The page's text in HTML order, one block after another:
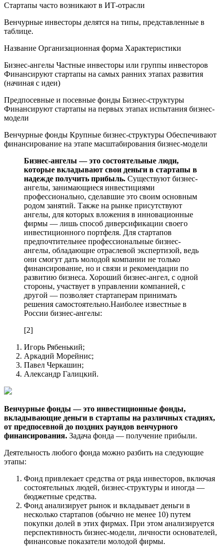
Стартапы часто возникают в ИТ-отрасли
Венчурные инвесторы делятся на типы, представленные в
таблице.
Название Организационная форма Характеристики
Бизнес-ангелы Частные инвесторы или группы инвесторов
Финансируют стартапы на самых ранних этапах развития
(начиная с идеи)
Предпосевные и посевные фонды Бизнес-структуры
Финансируют стартапы на первых этапах испытания бизнес-
модели
Венчурные фонды Крупные бизнес-структуры Обеспечивают
финансирование на этапе масштабирования бизнес-модели
Бизнес-ангелы — это состоятельные люди,
которые вкладывают свои деньги в стартапы в
надежде получить прибыль. Существуют бизнес-
ангелы, занимающиеся инвестициями
профессионально, сделавшие это своим основным
родом занятий. Также на рынке присутствуют
ангелы, для которых вложения в инновационные
фирмы — лишь способ диверсификации своего
инвестиционного портфеля. Для стартапов
предпочтительнее профессиональные бизнес-
ангелы, обладающие отраслевой экспертизой, ведь
они смогут дать молодой компании не только
финансирование, но и связи и рекомендации по
развитию бизнеса. Хороший бизнес-ангел, с одной
стороны, участвует в управлении компанией, с
другой — позволяет стартаперам принимать
решения самостоятельно.Наиболее известные в
России бизнес-ангелы:
[2]
Игорь Рябенький;
Аркадий Морейнис;
Павел Черкашин;
Александр Галицкий.
Венчурные фонды — это инвестиционные фонды,
вкладывающие деньги в стартапы на различных стадиях,
от предпосевной до поздних раундов венчурного
финансирования. Задача фонда — получение прибыли.
Деятельность любого фонда можно разбить на следующие
этапы:
Фонд привлекает средства от ряда инвесторов, включая
состоятельных людей, бизнес-структуры и иногда —
бюджетные средства.
Фонд анализирует рынок и вкладывает деньги в
несколько стартапов (обычно не менее 10) путем
покупки долей в этих фирмах. При этом анализируется
перспективность бизнес-модели, личности основателей,
финансовые показатели молодой фирмы.